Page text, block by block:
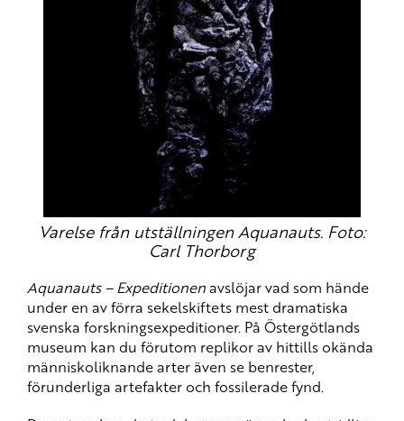
Varelse från utställningen Aquanauts. Foto:
Carl Thorborg
Aquanauts – Expeditionenavslöjar vad som hände
under en av förra sekelskiftets mest dramatiska
svenska forskningsexpeditioner. På Östergötlands
museum kan du förutom replikor av hittills okända
människoliknande arter även se benrester,
förunderliga artefakter och fossilerade fynd.